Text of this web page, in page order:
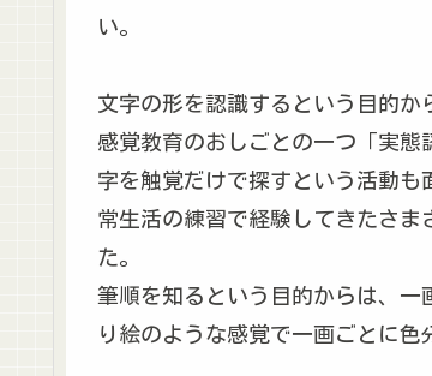
い。
文字の形を認識するという目的か
感覚教育のおしごとの一つ「実
字を触覚だけで探すという活動も
常生活の練習で経験してきたさ
た。
筆順を知るという目的からは、一
り絵のような感覚で一画ごとに色